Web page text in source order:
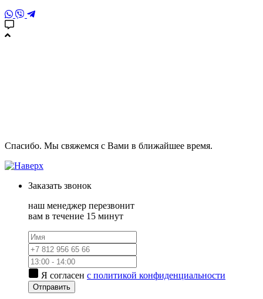
Спасибо. Мы свяжемся с Вами в ближайшее время.
Заказать звонок
наш менеджер перезвонит
вам в течение 15 минут
Я согласен с политикой конфиденциальности
Отправить